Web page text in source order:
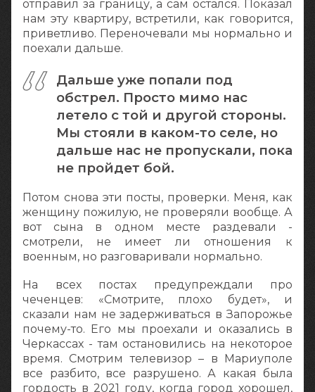
отправил за границу, а сам остался. Показал
нам эту квартиру, встретили, как говорится,
приветливо. Переночевали мы нормально и
поехали дальше.
Дальше уже попали под
обстрел. Просто мимо нас
летело с той и другой стороны.
Мы стояли в каком-то селе, но
дальше нас не пропускали, пока
не пройдет бой.
Потом снова эти посты, проверки. Меня, как
женщину пожилую, не проверяли вообще. А
вот сына в одном месте раздевали -
смотрели, не имеет ли отношения к
военным, но разговаривали нормально.
На всех постах предупреждали про
чеченцев: «Смотрите, плохо будет», и
сказали нам не задерживаться в Запорожье
почему-то. Его мы проехали и оказались в
Черкассах - там остановились на некоторое
время. Смотрим телевизор – в Мариуполе
все разбито, все разрушено. А какая была
гордость в 2021 году, когда город хорошел,